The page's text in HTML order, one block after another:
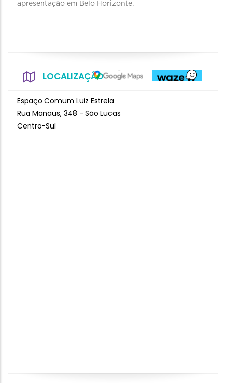
apresentação em Belo Horizonte.
LOCALIZAÇÃO
Espaço Comum Luiz Estrela
Rua Manaus, 348 - São Lucas
Centro-Sul